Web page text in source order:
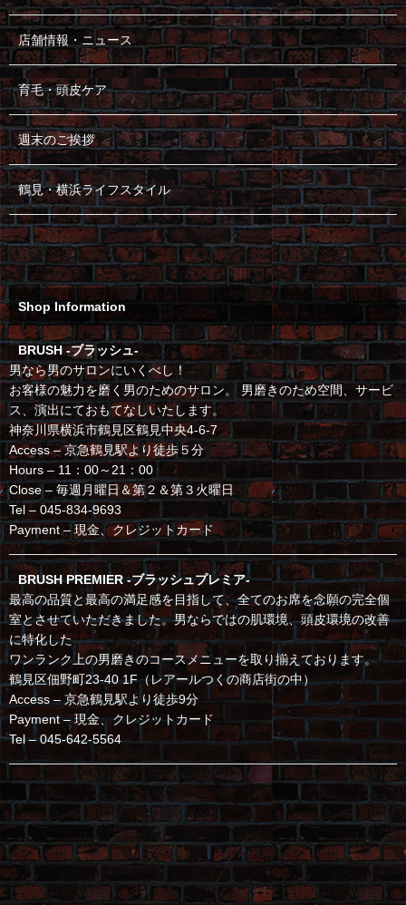
店舗情報・ニュース
育毛・頭皮ケア
週末のご挨拶
鶴見・横浜ライフスタイル
Shop Information
BRUSH -ブラッシュ-
男なら男のサロンにいくべし！
お客様の魅力を磨く男のためのサロン。 男磨きのため空間、サービ
ス、演出にておもてなしいたします。
神奈川県横浜市鶴見区鶴見中央4-6-7
Access – 京急鶴見駅より徒歩５分
Hours – 11：00～21：00
Close – 毎週月曜日＆第２＆第３火曜日
Tel – 045-834-9693
Payment – 現金、クレジットカード
BRUSH PREMIER -ブラッシュプレミア-
最高の品質と最高の満足感を目指して、全てのお席を念願の完全個
室とさせていただきました。男ならではの肌環境、頭皮環境の改善
に特化した
ワンランク上の男磨きのコースメニューを取り揃えております。
鶴見区佃野町23-40 1F（レアールつくの商店街の中）
Access – 京急鶴見駅より徒歩9分
Payment – 現金、クレジットカード
Tel – 045-642-5564